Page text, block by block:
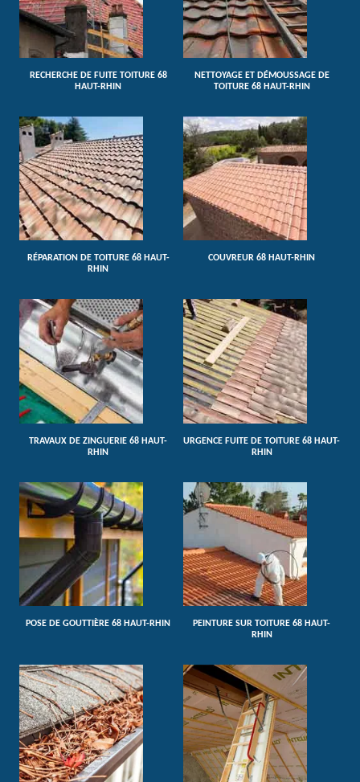
RECHERCHE DE FUITE TOITURE 68
HAUT-RHIN
NETTOYAGE ET DÉMOUSSAGE DE
TOITURE 68 HAUT-RHIN
RÉPARATION DE TOITURE 68 HAUT-
RHIN
COUVREUR 68 HAUT-RHIN
TRAVAUX DE ZINGUERIE 68 HAUT-
RHIN
URGENCE FUITE DE TOITURE 68 HAUT-
RHIN
POSE DE GOUTTIÈRE 68 HAUT-RHIN
PEINTURE SUR TOITURE 68 HAUT-
RHIN